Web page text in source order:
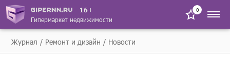
16+
Гипермаркет недвижимости
0
Журнал Ремонт и дизайн Новости